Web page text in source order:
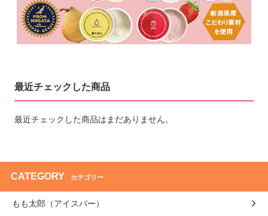
最近チェックした商品
最近チェックした商品はまだありません。
CATEGORY カテゴリー
もも太郎（アイスバー）